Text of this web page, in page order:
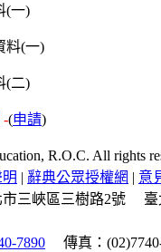
(一)
(二)
-(申請)
R.O.C. All rights
| 辭典公眾授權網 | 意
三峽區三樹路2號
7890 傳真：